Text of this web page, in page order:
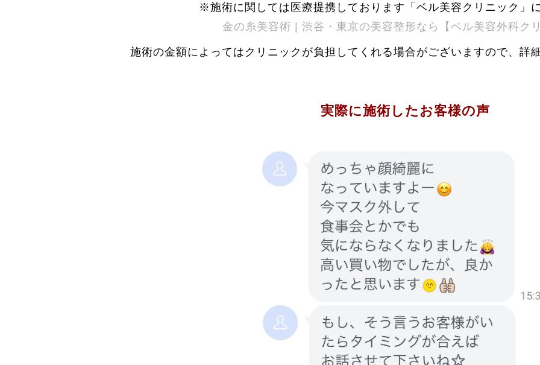
※施術に関しては医療提携しております「ベル美容クリニック」
金の糸美容術 | 渋谷・東京の美容整形なら【ベル美容外科ク
施術の金額によってはクリニックが負担してくれる場合がございますので、詳
実際に施術したお客様の声